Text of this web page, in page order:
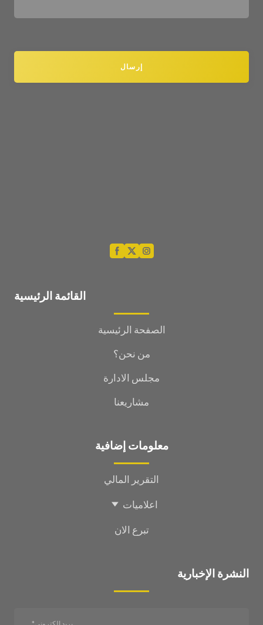
إرسال
القائمة الرئيسية
الصفحة الرئيسية
من نحن؟
مجلس الادارة
مشاريعنا
معلومات إضافية
التقرير المالي
اعلاميات
تبرع الان
النشرة الإخبارية